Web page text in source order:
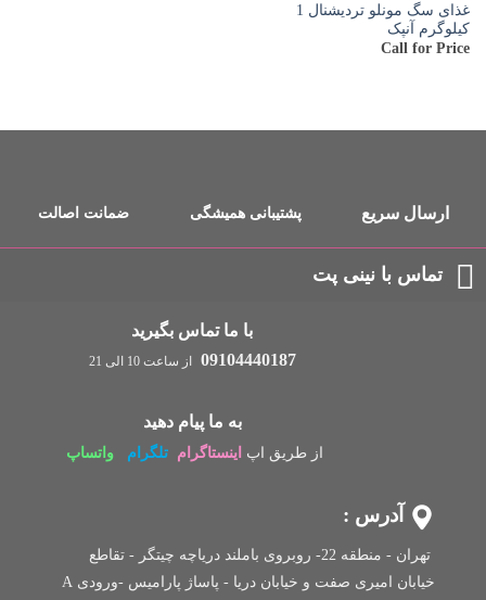
غذای سگ مونلو تردیشنال 1
کیلوگرم آنپک
Call for Price
ارسال سریع پشتیبانی همیشگی ضمانت اصالت
تماس با نینی پت
با ما تماس بگیرید
09104440187 از ساعت 10 الی 21
به ما پیام دهید
از طریق اپ اینستاگرام تلگرام واتساپ
آدرس :
تهران - منطقه 22- روبروی باملند دریاچه چیتگر - تقاطع
خیابان امیری صفت و خیابان دریا - پاساژ پارامیس -ورودی A